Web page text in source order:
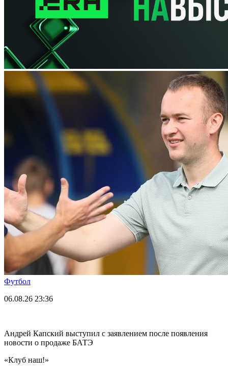
Футбол
06.08.26 23:36
Андрей Капский выступил с заявлением после появления
новости о продаже БАТЭ
«Клуб наш!»